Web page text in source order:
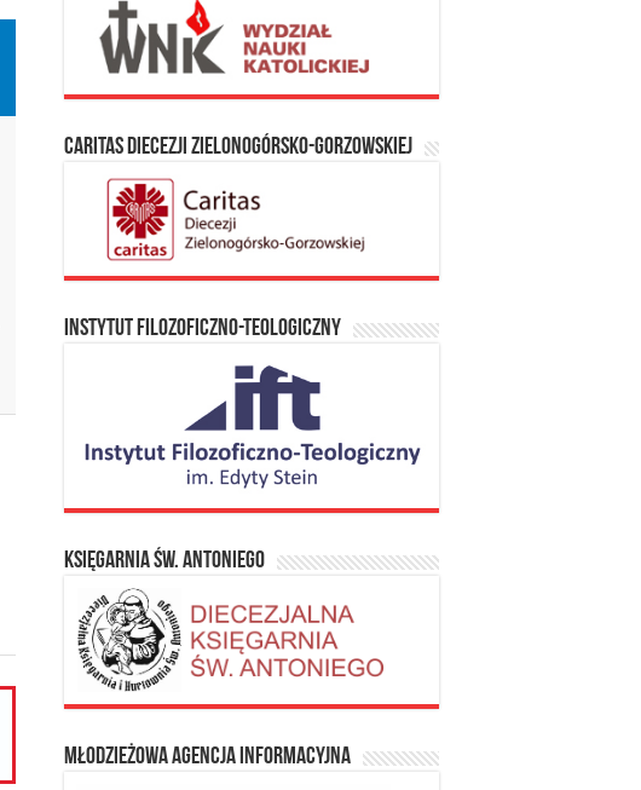
Caritas Diecezji Zielonogórsko-Gorzowskiej
Instytut Filozoficzno-Teologiczny
Księgarnia Św. Antoniego
Młodzieżowa Agencja Informacyjna